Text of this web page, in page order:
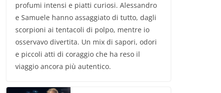
profumi intensi e piatti curiosi. Alessandro
e Samuele hanno assaggiato di tutto, dagli
scorpioni ai tentacoli di polpo, mentre io
osservavo divertita. Un mix di sapori, odori
e piccoli atti di coraggio che ha reso il
viaggio ancora più autentico.